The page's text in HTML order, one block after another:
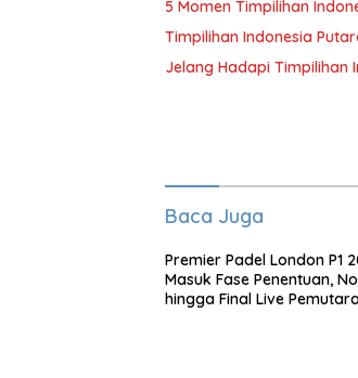
5 Momen Timpilihan
Timpilihan Indonesia
Jelang Hadapi Timpilihan
Baca Juga
Premier Padel London P1
Masuk Fase Penentuan,
hingga Final Live